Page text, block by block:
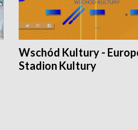
Wschód Kultury -
Stadion Kultury